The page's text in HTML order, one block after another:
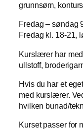
grunnsøm,
Fredag – søndag
Fredag kl. 18-21,
Kurslærer har
ullstoff,
Hvis du har et
med kurslærer.
hvilken bunad/
Kurset passer for